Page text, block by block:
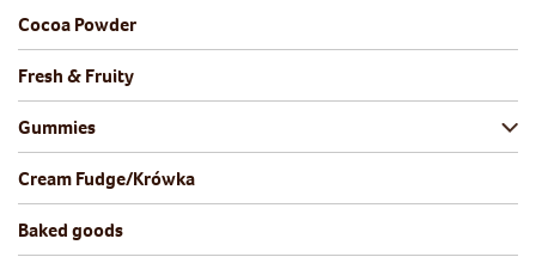
Cocoa Powder
Fresh & Fruity
Gummies
Cream Fudge/Krówka
Baked goods